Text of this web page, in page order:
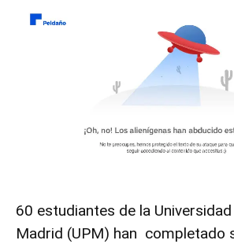
60 estudiantes de la
Madrid (UPM) han completado